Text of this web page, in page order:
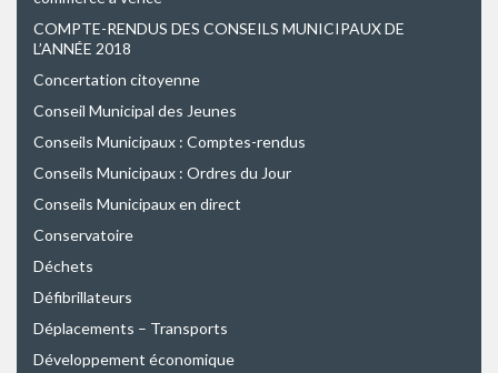
COMPTE-RENDUS DES CONSEILS MUNICIPAUX DE
L’ANNÉE 2018
Concertation citoyenne
Conseil Municipal des Jeunes
Conseils Municipaux : Comptes-rendus
Conseils Municipaux : Ordres du Jour
Conseils Municipaux en direct
Conservatoire
Déchets
Défibrillateurs
Déplacements – Transports
Développement économique